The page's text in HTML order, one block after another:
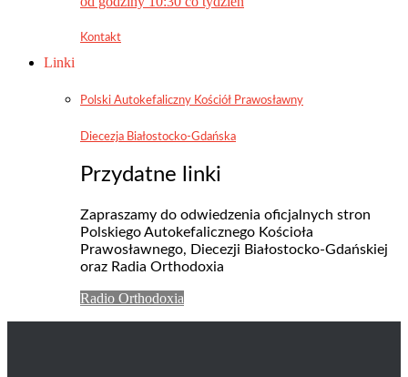
Kontakt
Linki
Polski Autokefaliczny Kościół Prawosławny
Diecezja Białostocko-Gdańska
Przydatne linki
Zapraszamy do odwiedzenia oficjalnych stron
Polskiego Autokefalicznego Kościoła
Prawosławnego, Diecezji Białostocko-Gdańskiej
oraz Radia Orthodoxia
Radio Orthodoxia